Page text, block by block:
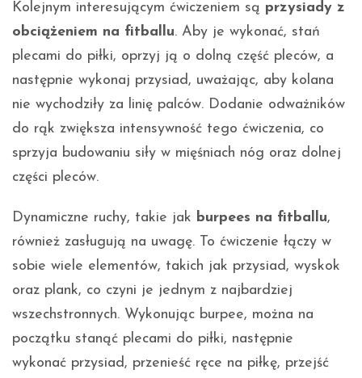
Kolejnym interesującym ćwiczeniem są przysiady z
obciążeniem na fitballu. Aby je wykonać, stań
plecami do piłki, oprzyj ją o dolną część pleców, a
następnie wykonaj przysiad, uważając, aby kolana
nie wychodziły za linię palców. Dodanie odważników
do rąk zwiększa intensywność tego ćwiczenia, co
sprzyja budowaniu siły w mięśniach nóg oraz dolnej
części pleców.
Dynamiczne ruchy, takie jak burpees na fitballu,
również zasługują na uwagę. To ćwiczenie łączy w
sobie wiele elementów, takich jak przysiad, wyskok
oraz plank, co czyni je jednym z najbardziej
wszechstronnych. Wykonując burpee, można na
początku stanąć plecami do piłki, następnie
wykonać przysiad, przenieść ręce na piłkę, przejść